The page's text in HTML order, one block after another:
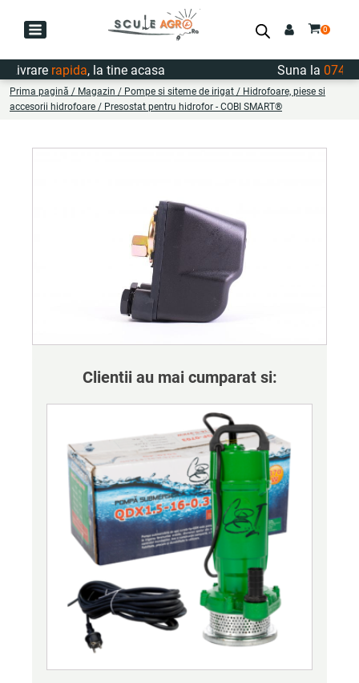
rapida, la tine acasa Suna la
Prima pagină / Magazin / Pompe si siteme de irigat / Hidrofoare, piese si
accesorii hidrofoare / Presostat pentru hidrofor - COBI SMART®
Clientii au mai cumparat si: